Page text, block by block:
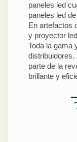
paneles led
paneles led
En artefactos
y proyector
Toda la gama
parte de la
brillante y